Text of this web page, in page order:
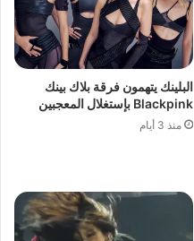
البلينك يتهمون فرقة بلاك بينك
Blackpink بإستغلال المعجبين
منذ 3 أيام